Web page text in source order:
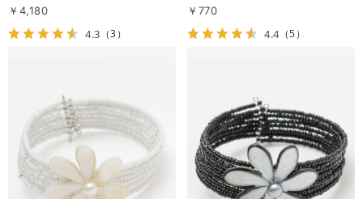
￥4,180
4.3 （3）
￥770
4.4（5）